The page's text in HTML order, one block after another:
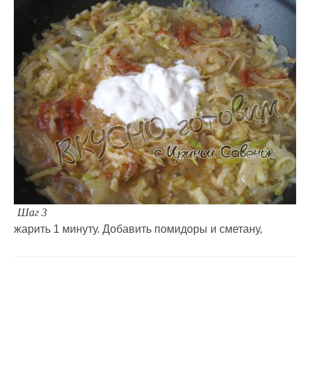
Шаг 3
жарить 1 минуту. Добавить помидоры и сметану,